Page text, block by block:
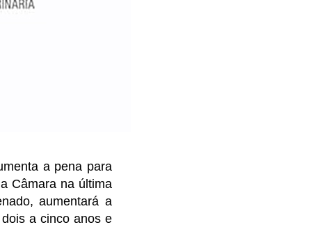
a pena para
Câmara na última
aumentará a
a cinco anos e